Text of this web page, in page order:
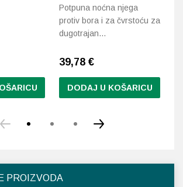
PROIZVODA
Potpuna noćna njega
protiv bora i za čvrstoću za
dugotrajan…
39,78 €
DODAJ U KOŠARICU